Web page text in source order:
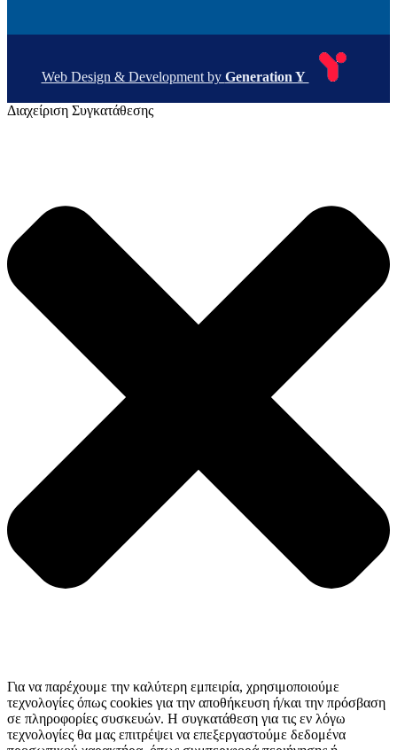
Web Design & Development by Generation Y
Διαχείριση Συγκατάθεσης
Για να παρέχουμε την καλύτερη εμπειρία, χρησιμοποιούμε
τεχνολογίες όπως cookies για την αποθήκευση ή/και την πρόσβαση
σε πληροφορίες συσκευών. Η συγκατάθεση για τις εν λόγω
τεχνολογίες θα μας επιτρέψει να επεξεργαστούμε δεδομένα